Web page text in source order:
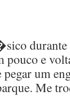
pouco e
um
Me